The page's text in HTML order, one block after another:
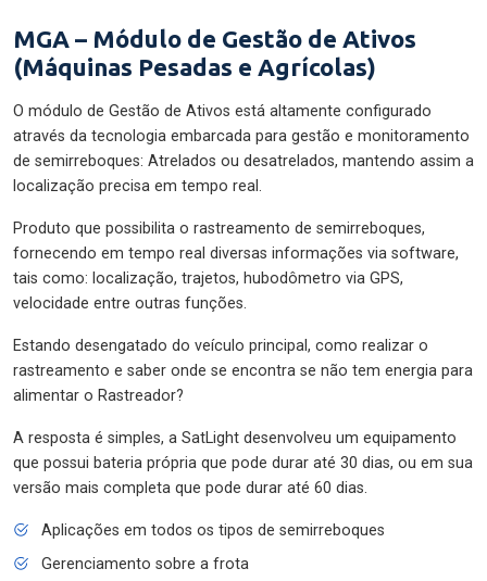
MGA – Módulo de Gestão de Ativos
(Máquinas Pesadas e Agrícolas)
O módulo de Gestão de Ativos está altamente configurado
através da tecnologia embarcada para gestão e monitoramento
de semirreboques: Atrelados ou desatrelados, mantendo assim a
localização precisa em tempo real.
Produto que possibilita o rastreamento de semirreboques,
fornecendo em tempo real diversas informações via software,
tais como: localização, trajetos, hubodômetro via GPS,
velocidade entre outras funções.
Estando desengatado do veículo principal, como realizar o
rastreamento e saber onde se encontra se não tem energia para
alimentar o Rastreador?
A resposta é simples, a SatLight desenvolveu um equipamento
que possui bateria própria que pode durar até 30 dias, ou em sua
versão mais completa que pode durar até 60 dias.
Aplicações em todos os tipos de semirreboques
Gerenciamento sobre a frota